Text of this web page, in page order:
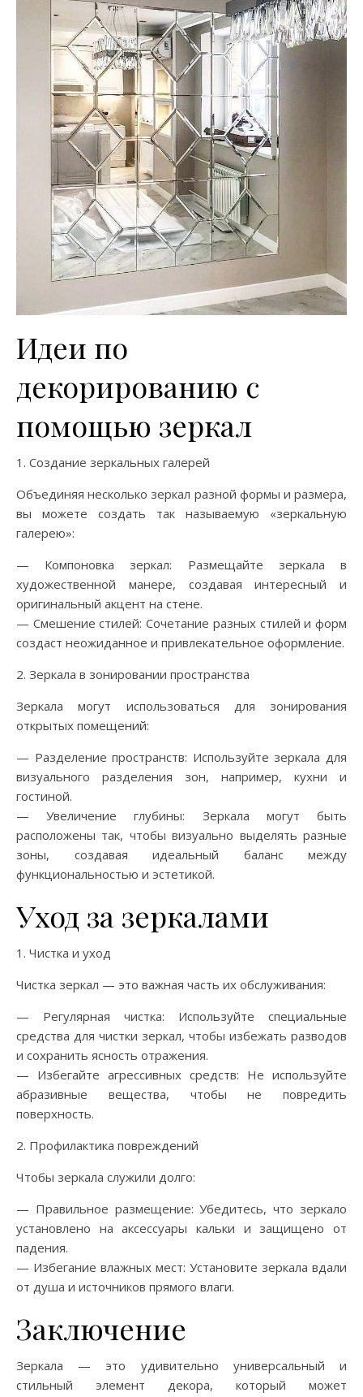
Идеи по
декорированию с
помощью зеркал
1. Создание зеркальных галерей
Объединяя несколько зеркал разной формы и размера,
вы можете создать так называемую «зеркальную
галерею»:
— Компоновка зеркал: Размещайте зеркала в
художественной манере, создавая интересный и
оригинальный акцент на стене.
— Смешение стилей: Сочетание разных стилей и форм
создаст неожиданное и привлекательное оформление.
2. Зеркала в зонировании пространства
Зеркала могут использоваться для зонирования
открытых помещений:
— Разделение пространств: Используйте зеркала для
визуального разделения зон, например, кухни и
гостиной.
— Увеличение глубины: Зеркала могут быть
расположены так, чтобы визуально выделять разные
зоны, создавая идеальный баланс между
функциональностью и эстетикой.
Уход за зеркалами
1. Чистка и уход
Чистка зеркал — это важная часть их обслуживания:
— Регулярная чистка: Используйте специальные
средства для чистки зеркал, чтобы избежать разводов
и сохранить ясность отражения.
— Избегайте агрессивных средств: Не используйте
абразивные вещества, чтобы не повредить
поверхность.
2. Профилактика повреждений
Чтобы зеркала служили долго:
— Правильное размещение: Убедитесь, что зеркало
установлено на аксессуары кальки и защищено от
падения.
— Избегание влажных мест: Установите зеркала вдали
от душа и источников прямого влаги.
Заключение
Зеркала — это удивительно универсальный и
стильный элемент декора, который может